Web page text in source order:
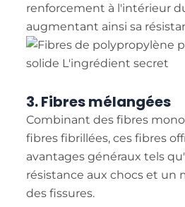
renforcement à l'intérieur
augmentant ainsi sa
3. Fibres mélangées
Combinant des fibres
fibres fibrillées, ces fibres
avantages généraux tels
résistance aux chocs et un
des fissures.